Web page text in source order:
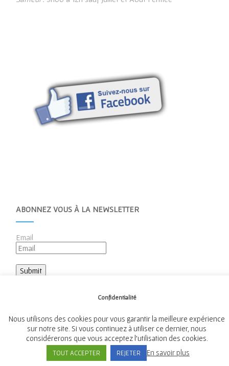
ABONNEZ VOUS À LA NEWSLETTER
Email
Mairie de Tréméven
Place de l'Église, 29300 Tréméven
Tél:02 98 96 08 02
Confidentialité
Nous utilisons des cookies pour vous garantir la meilleure expérience
sur notre site. Si vous continuez à utiliser ce dernier, nous
considérerons que vous acceptez l'utilisation des cookies.
TOUT ACCEPTER REJETER En savoir plus